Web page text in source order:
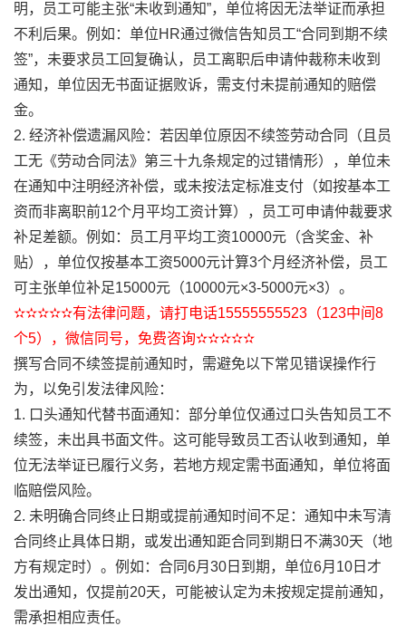
明，员工可能主张“未收到通知”，单位将因无法举证而承担
不利后果。例如：单位HR通过微信告知员工“合同到期不续
签”，未要求员工回复确认，员工离职后申请仲裁称未收到
通知，单位因无书面证据败诉，需支付未提前通知的赔偿
金。
2. 经济补偿遗漏风险：若因单位原因不续签劳动合同（且员
工无《劳动合同法》第三十九条规定的过错情形），单位未
在通知中注明经济补偿，或未按法定标准支付（如按基本工
资而非离职前12个月平均工资计算），员工可申请仲裁要求
补足差额。例如：员工月平均工资10000元（含奖金、补
贴），单位仅按基本工资5000元计算3个月经济补偿，员工
可主张单位补足15000元（10000元×3-5000元×3）。
✫✫✫✫✫有法律问题，请打电话15555555523（123中间8
个5），微信同号，免费咨询✫✫✫✫✫
撰写合同不续签提前通知时，需避免以下常见错误操作行
为，以免引发法律风险：
1. 口头通知代替书面通知：部分单位仅通过口头告知员工不
续签，未出具书面文件。这可能导致员工否认收到通知，单
位无法举证已履行义务，若地方规定需书面通知，单位将面
临赔偿风险。
2. 未明确合同终止日期或提前通知时间不足：通知中未写清
合同终止具体日期，或发出通知距合同到期日不满30天（地
方有规定时）。例如：合同6月30日到期，单位6月10日才
发出通知，仅提前20天，可能被认定为未按规定提前通知，
需承担相应责任。